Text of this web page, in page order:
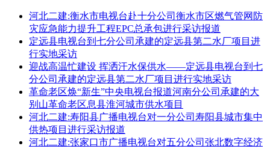
河北二建:衡水市电视台赴十分公司衡水市区燃气管网防
灾应急能力提升工程EPC总承包进行采访报道
定远县电视台到七分公司承建的定远县第二水厂项目进
行实地采访
迎战高温忙建设 挥洒汗水保供水——定远县电视台到七
分公司承建的定远县第二水厂项目进行实地采访
革命老区焕“新生”中央电视台报道河南分公司承建的大
别山革命老区息县淮河城市供水项目
河北二建:寿阳县广播电视台对一分公司寿阳县城市集中
供热项目进行采访报道
河北二建:张家口市广播电视台对五分公司张北数字经济